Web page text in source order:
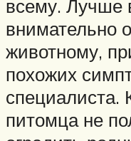
всему. Лучше
внимательно
животному,
похожих
специалиста.
питомца не